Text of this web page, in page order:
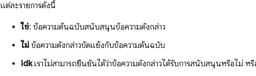
แต่ละรายการดังนี้
ใช่: ข้อความต้นฉบับสนับสนุนข้อความดังกล่าว
ไม่ ข้อความดังกล่าวขัดแย้งกับข้อความต้นฉบับ
Idkเราไม่สามารถยืนยันได้ว่าข้อความดังกล่าวได้รับการสนับสนุนหรือไม่